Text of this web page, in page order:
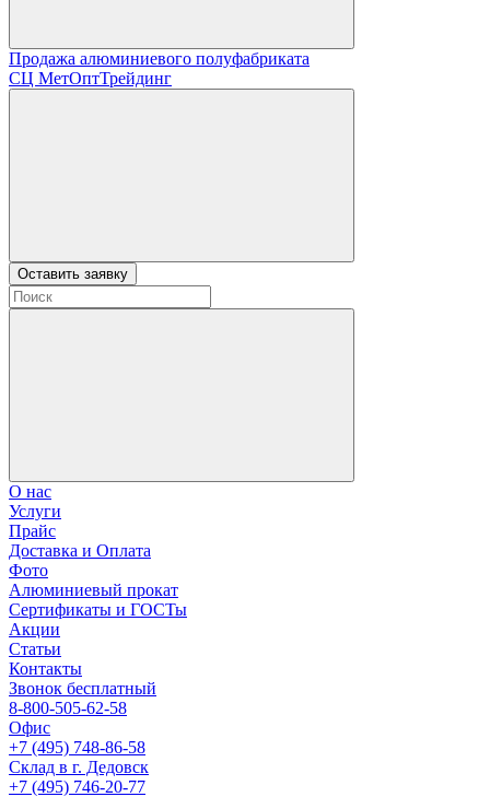
Продажа алюминиевого полуфабриката
СЦ МетОптТрейдинг
Оставить заявку
О нас
Услуги
Прайс
Доставка и Оплата
Фото
Алюминиевый прокат
Сертификаты и ГОСТы
Акции
Статьи
Контакты
Звонок бесплатный
8-800-505-62-58
Офис
+7 (495) 748-86-58
Склад в г. Дедовск
+7 (495) 746-20-77